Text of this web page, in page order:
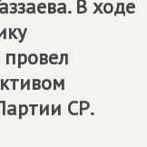
В ходе
СР.